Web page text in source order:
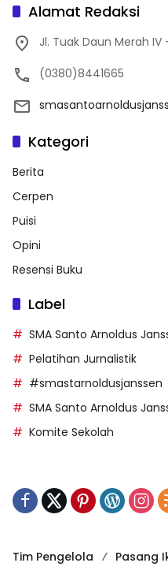
Alamat Redaksi
Jl. Tuak Daun Merah
(0380)8441665
Kategori
Berita
Cerpen
Puisi
Opini
Resensi Buku
Label
SMA Santo Arnoldus
Pelatihan Jurnalistik
#smastarnoldusjanssen
SMA Santo Arnoldus
Komite Sekolah
Tim Pengelola Pasang